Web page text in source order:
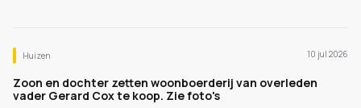
Huizen 10 jul 2026
Zoon en dochter zetten woonboerderij van overleden
vader Gerard Cox te koop. Zie foto's